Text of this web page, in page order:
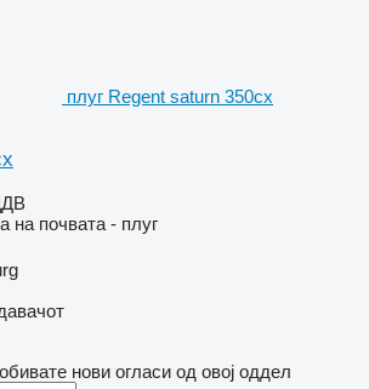
плуг Regent saturn 350cx
на почвата - плуг
нови огласи од овој оддел